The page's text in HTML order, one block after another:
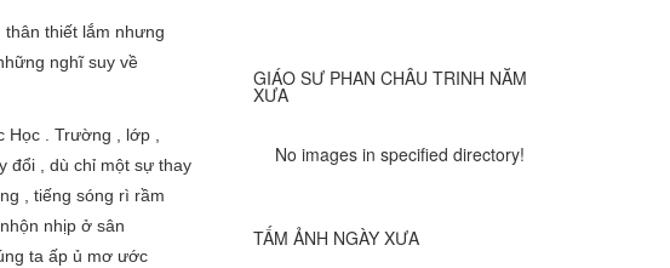
thiết lắm nhưng
nghĩ suy về
. Trường , lớp ,
đổi , dù chỉ một sự thay
, tiếng sóng rì rầm
nhịp ở sân
ta ấp ủ mơ ước
GIÁO SƯ PHAN CHÂU TRINH NĂM
XƯA
No images in specified directory!
TẤM ẢNH NGÀY XƯA